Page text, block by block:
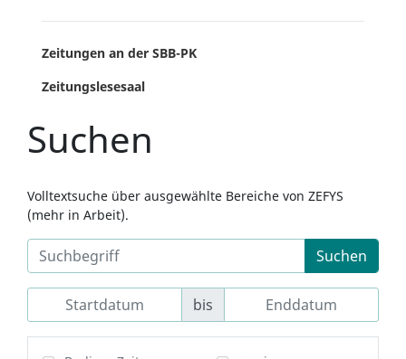
Zeitungen an der SBB-PK
Zeitungslesesaal
Suchen
Volltextsuche über ausgewählte Bereiche von ZEFYS
(mehr in Arbeit).
Suchen
bis